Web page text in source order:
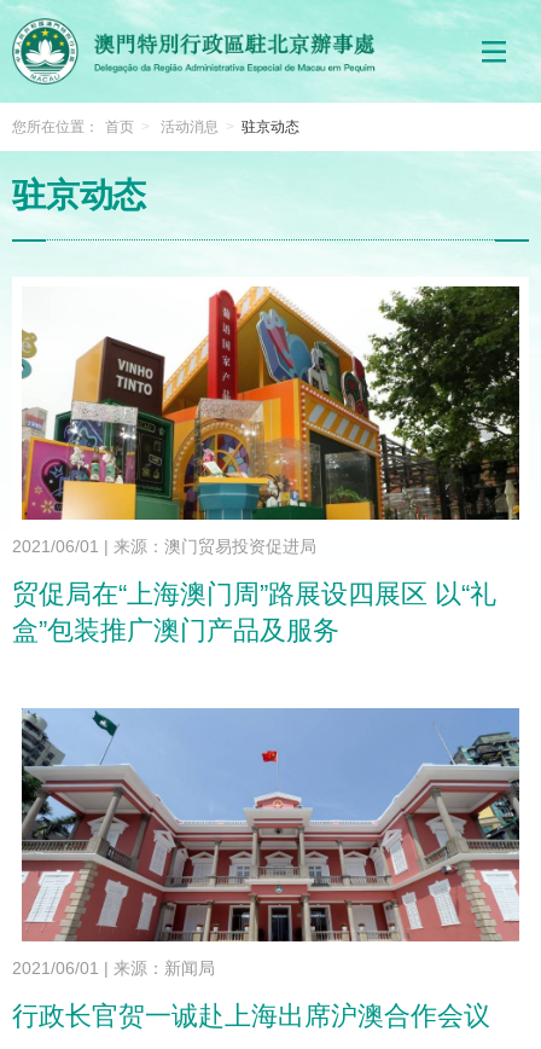
您所在位置： 首页 > 活动消息 > 驻京动态
驻京动态
2021/06/01 | 来源：澳门贸易投资促进局
贸促局在“上海澳门周”路展设四展区 以“礼
盒”包装推广澳门产品及服务
2021/06/01 | 来源：新闻局
行政长官贺一诚赴上海出席沪澳合作会议